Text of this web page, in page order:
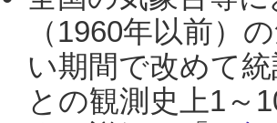
（1960年以前）
い期間で改めて
との観測史上1～